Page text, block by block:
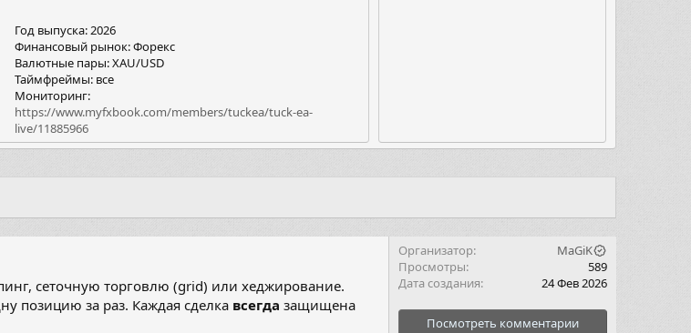
Год выпуска: 2026
Финансовый рынок: Форекс
Валютные пары: XAU/USD
Таймфреймы: все
Мониторинг:
https://www.myfxbook.com/members/tuckea/tuck-ea-
live/11885966
сеточную торговлю (grid) или хеджирование.
позицию за раз. Каждая сделка всегда защищена
Организатор
MaGiK
Просмотры
589
Дата создания
24 Фев 2026
Посмотреть комментарии